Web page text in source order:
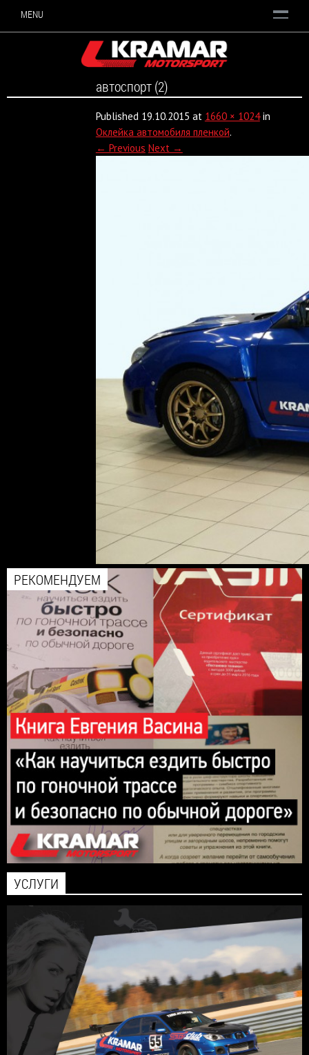
MENU
автоспорт (2)
Published 19.10.2015 at 1660 × 1024in
Оклейка автомобиля пленкой.
← Previous Next →
РЕКОМЕНДУЕМ
УСЛУГИ